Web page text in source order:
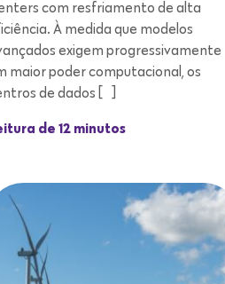
com resfriamento de alta
À medida que modelos
exigem progressivamente
maior poder computacional, os
de dados […]
de 12 minutos